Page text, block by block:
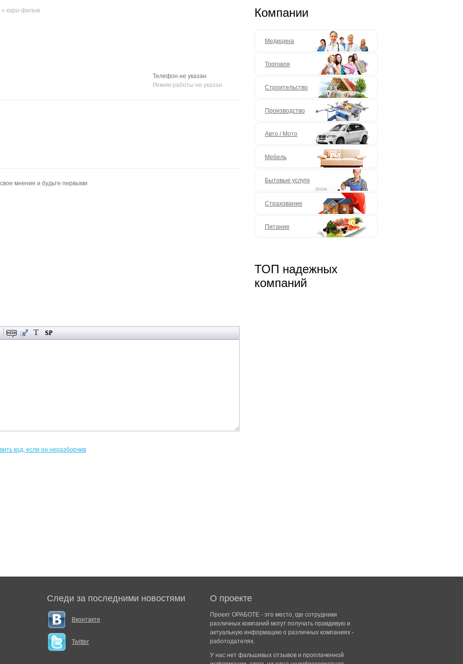
» каро-фильм
Телефон не указан
Режим работы не указан
мнение и будьте первыми
Компании
Медицина
Торговля
Строительство
Производство
Авто / Мото
Мебель
Бытовые услуги
Страхование
Питание
ТОП надежных
компаний
Следи за последними новостями
Вконтакте
Twitter
О проекте
Проект ОРАБОТЕ - это место, где сотрудники
различных компаний могут получать правдивую и
актуальную информацию о различных компаниях -
работодателях.
У нас нет фальшивых отзывов и проплаченной